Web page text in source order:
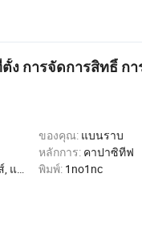
ง การจัดการสิทธิ์ ก
ของคุณ: แบนราบ
หลักการ: คาปาซิทีฟ
หน้าแรก พิมพ์: 1no1nc